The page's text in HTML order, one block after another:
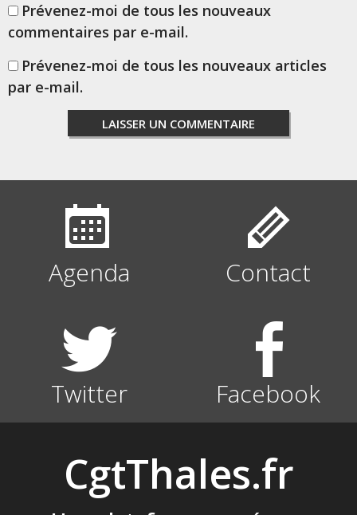
Prévenez-moi de tous les nouveaux
commentaires par e-mail.
Prévenez-moi de tous les nouveaux articles
par e-mail.
Agenda Contact
Twitter Facebook
CgtThales.fr